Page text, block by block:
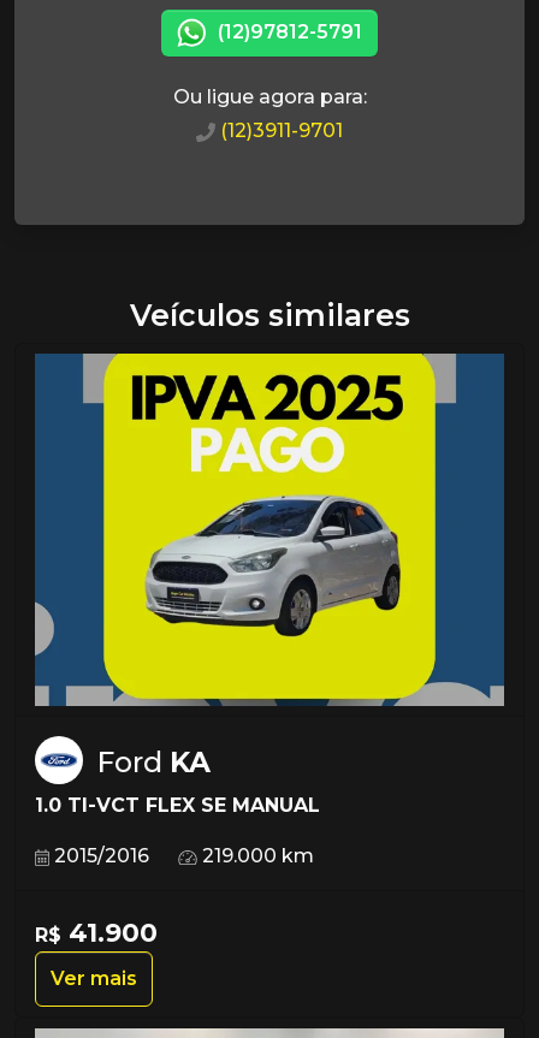
(12)97812-5791
Ou ligue agora para:
(12)3911-9701
Veículos similares
Ford KA
1.0 TI-VCT FLEX SE MANUAL
2015/2016 219.000 km
R$ 41.900
Ver mais